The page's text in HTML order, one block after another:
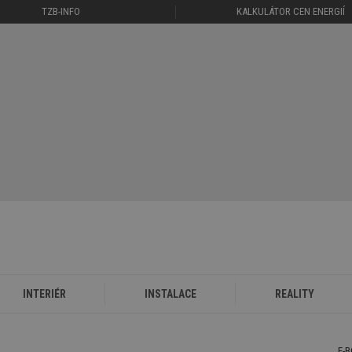
TZB-INFO KALKULÁTOR CEN ENERGIÍ
INTERIÉR INSTALACE REALITY